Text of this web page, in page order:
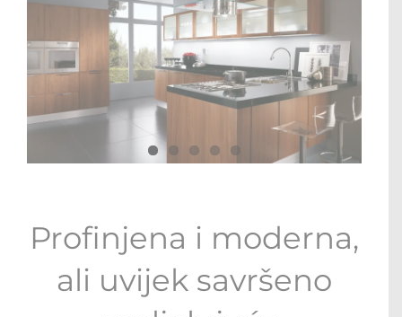
DNEVNI BORAVCI
STOLOVI I STOLICE
MULTI-FUNKCIONALNI MODULI
Profinjena i moderna,
ali uvijek savršeno